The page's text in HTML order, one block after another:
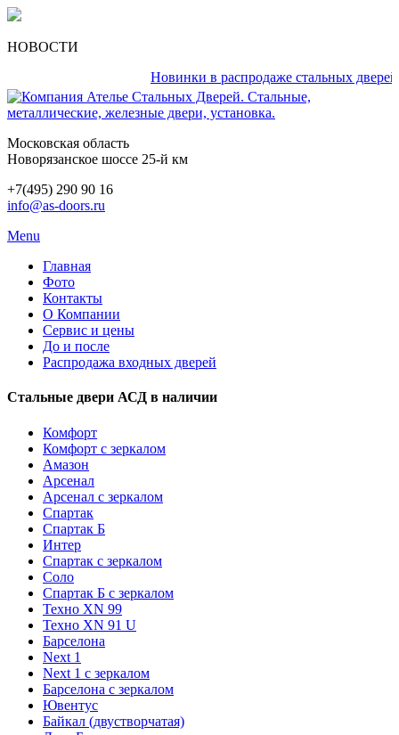
НОВОСТИ
Новинки в распродаже стальных дверей
Московская область
Новорязанское шоссе 25-й км
+7(495) 290 90 16
info@as-doors.ru
Menu
Главная
Фото
Контакты
О Компании
Сервис и цены
До и после
Распродажа входных дверей
Стальные двери АСД в наличии
Комфорт
Комфорт с зеркалом
Амазон
Арсенал
Арсенал с зеркалом
Спартак
Спартак Б
Интер
Спартак с зеркалом
Соло
Спартак Б с зеркалом
Техно XN 99
Техно XN 91 U
Барселона
Next 1
Next 1 с зеркалом
Барселона с зеркалом
Ювентус
Байкал (двустворчатая)